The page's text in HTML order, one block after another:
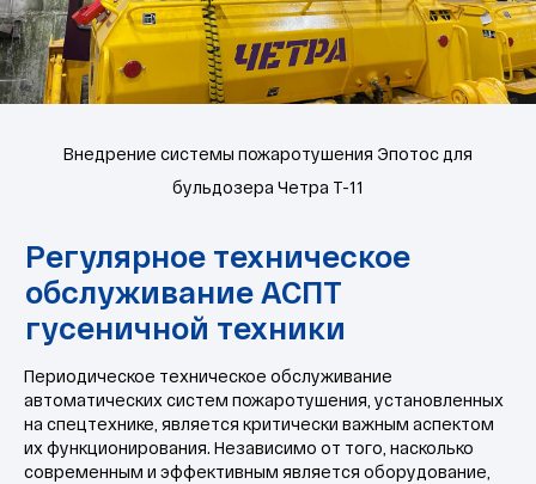
Внедрение системы пожаротушения Эпотос для
бульдозера Четра Т-11
Периодическое техническое обслуживание
автоматических систем пожаротушения, установленных
на спецтехнике, является критически важным аспектом
их функционирования. Независимо от того, насколько
современным и эффективным является оборудование,
Политика в отношении обработки
персональных данных
8 800 302 78 16
hello@pozhtehprom.com
Личный кабинет